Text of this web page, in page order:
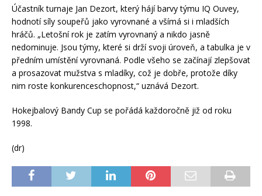
Účastník turnaje Jan Dezort, který hájí barvy týmu IQ Ouvey,
hodnotí síly soupeřů jako vyrovnané a všímá si i mladších
hráčů. „Letošní rok je zatím vyrovnaný a nikdo jasně
nedominuje. Jsou týmy, které si drží svoji úroveň, a tabulka je v
předním umístění vyrovnaná. Podle všeho se začínají zlepšovat
a prosazovat mužstva s mladíky, což je dobře, protože díky
nim roste konkurenceschopnost,“ uznává Dezort.
Hokejbalový Bandy Cup se pořádá každoročně již od roku
1998.
(dr)